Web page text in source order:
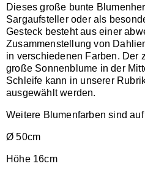
Dieses große bunte
Sargaufsteller oder als
Gesteck besteht aus einer
Zusammenstellung von
in verschiedenen Farben. Der
große Sonnenblume in der
Schleife kann in unserer
ausgewählt werden.
Weitere Blumenfarben sind
Ø 50cm
Höhe 16cm